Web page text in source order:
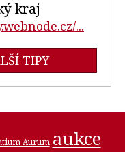
kraj
...
TIPY
Aurum aukce